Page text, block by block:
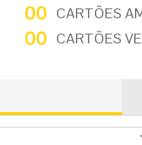
00 CARTÕES
00 CARTÕES